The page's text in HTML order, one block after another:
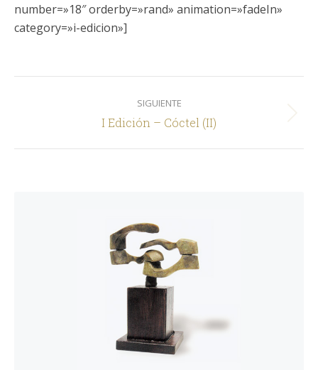
number=»18″ orderby=»rand» animation=»fadeIn»
category=»i-edicion»]
comentarios
SIGUIENTE
Siguiente
I Edición – Cóctel (II)